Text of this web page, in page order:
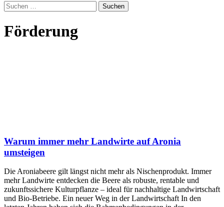
Suchen
nach:
Förderung
Warum immer mehr Landwirte auf Aronia
umsteigen
Die Aroniabeere gilt längst nicht mehr als Nischenprodukt. Immer
mehr Landwirte entdecken die Beere als robuste, rentable und
zukunftssichere Kulturpflanze – ideal für nachhaltige Landwirtschaft
und Bio-Betriebe. Ein neuer Weg in der Landwirtschaft In den